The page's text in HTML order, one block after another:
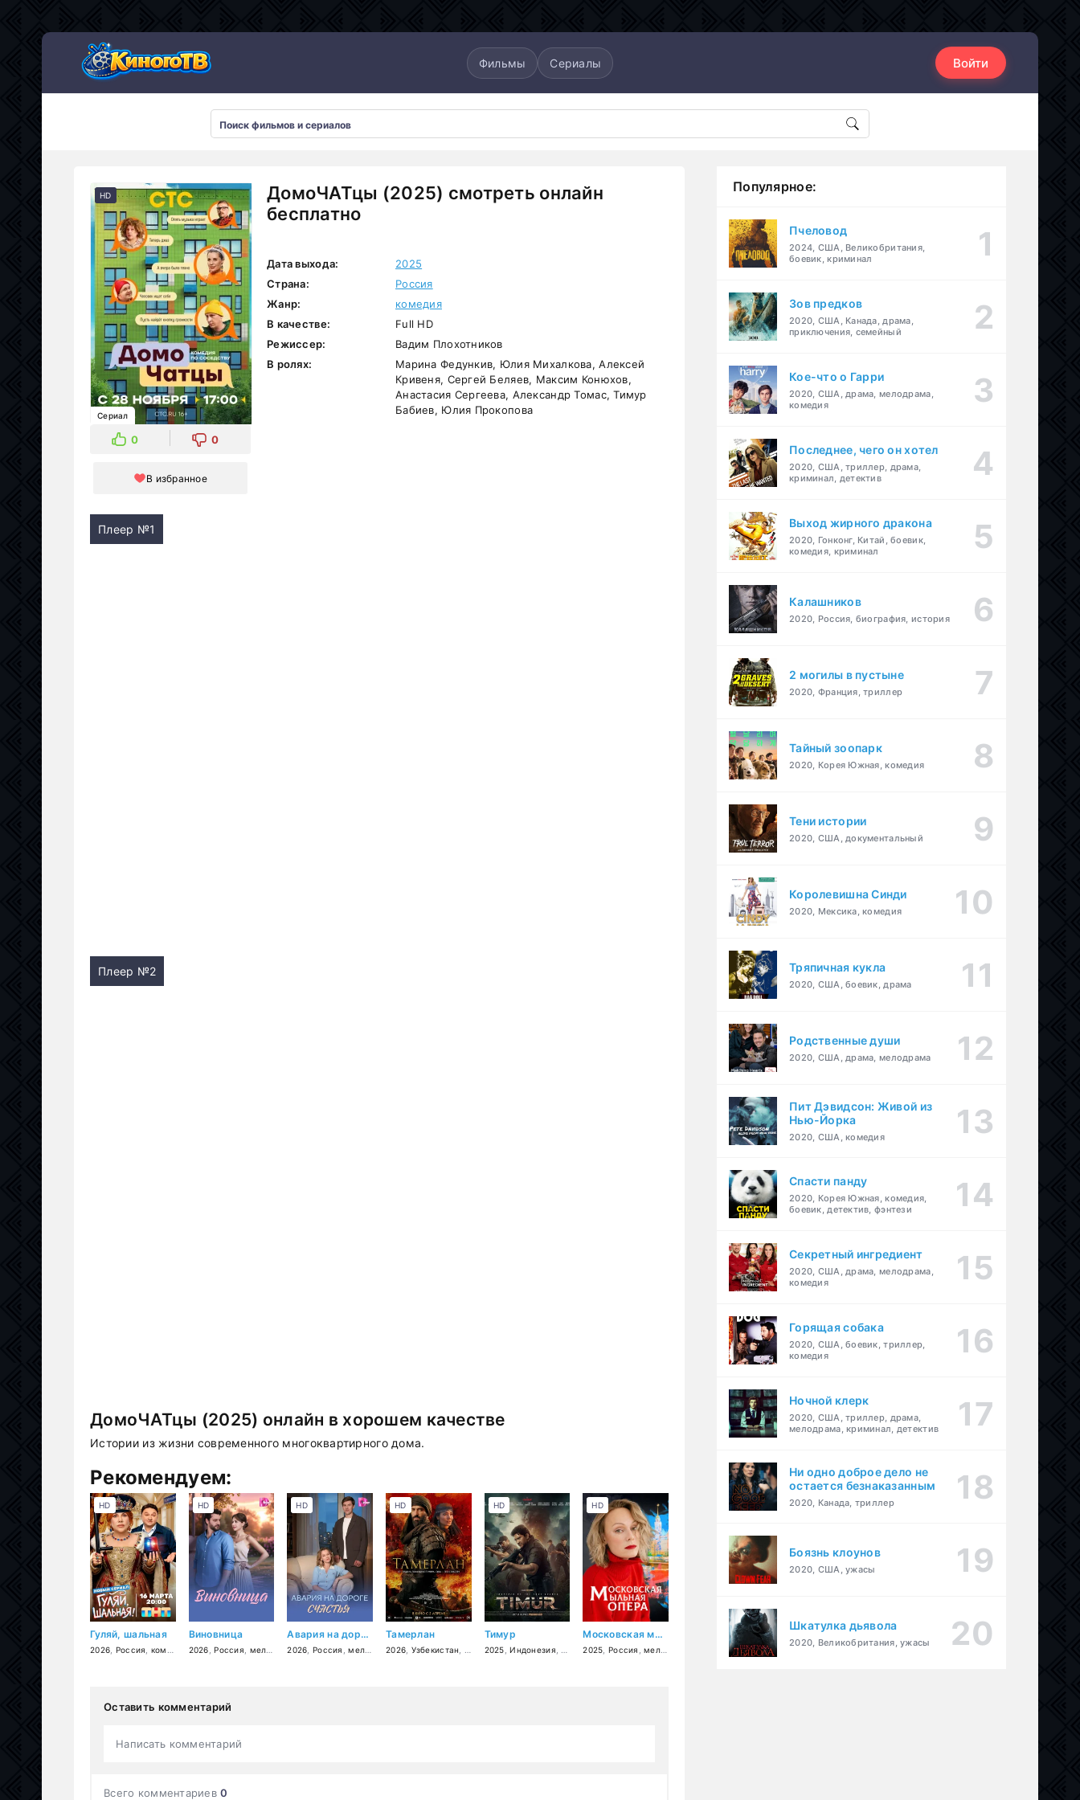
Фильмы Сериалы Войти
ДомоЧАТцы (2025) смотреть онлайн
бесплатно
HD
Сериал
0 0
В избранное
Дата выхода:
2025
Страна:
Россия
Жанр:
комедия
В качестве:
Full HD
Режиссер:
Вадим Плохотников
В ролях:
Марина Федункив, Юлия Михалкова, Алексей
Кривеня, Сергей Беляев, Максим Конюхов,
Анастасия Сергеева, Александр Томас, Тимур
Бабиев, Юлия Прокопова
Плеер №1
Плеер №2
ДомоЧАТцы (2025) онлайн в хорошем качестве
Истории из жизни современного многоквартирного дома.
Рекомендуем:
Гуляй, шальная
2026 Россия комедия
HD
Виновница
2026 ,Россия мелодрама
HD
Авария на дороге счастья
2026 Россия ,мелодрама
HD
Тамерлан
2026 Узбекистан ,Казахстан,драма боевик, история ,военный
HD
Тимур
2025 ,Индонезия боевик
HD
Московская мыльная опера
2025 Россия ,мелодрама
HD
Оставить комментарий
Написать комментарий
Всего комментариев0
Популярное:
Пчеловод
2024, США, Великобритания,
боевик, криминал
Зов предков
2020, США, Канада, драма,
приключения, семейный
Кое-что о Гарри
2020, США, драма, мелодрама,
комедия
Последнее, чего он хотел
2020, США, триллер, драма,
криминал, детектив
Выход жирного дракона
2020, Гонконг, Китай, боевик,
комедия, криминал
Калашников
2020, Россия, биография, история
2 могилы в пустыне
2020, Франция, триллер
Тайный зоопарк
2020, Корея Южная, комедия
Тени истории
2020, США, документальный
Королевишна Синди
2020, Мексика, комедия
Тряпичная кукла
2020, США, боевик, драма
Родственные души
2020, США, драма, мелодрама
Пит Дэвидсон: Живой из
Нью-Йорка
2020, США, комедия
Спасти панду
2020, Корея Южная, комедия,
боевик, детектив, фэнтези
Секретный ингредиент
2020, США, драма, мелодрама,
комедия
Горящая собака
2020, США, боевик, триллер,
комедия
Ночной клерк
2020, США, триллер, драма,
мелодрама, криминал, детектив
Ни одно доброе дело не
остается безнаказанным
2020, Канада, триллер
Боязнь клоунов
2020, США, ужасы
Шкатулка дьявола
2020, Великобритания, ужасы